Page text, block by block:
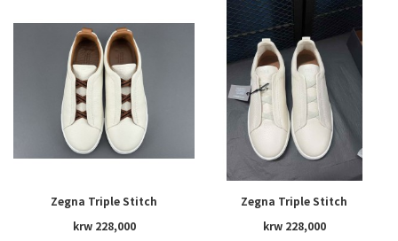
Zegna Triple Stitch
krw 228,000
Zegna Triple Stitch
krw 228,000